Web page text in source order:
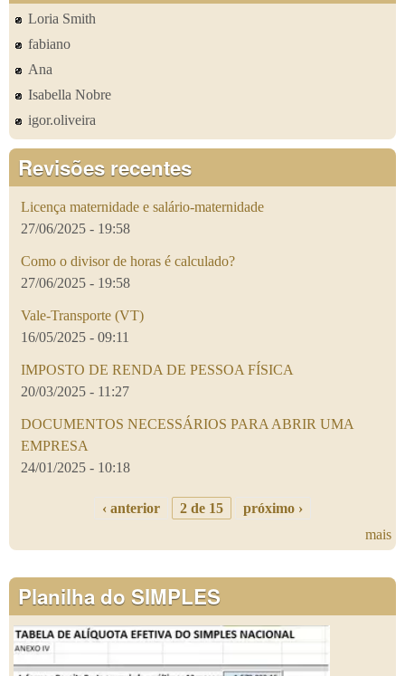
Loria Smith
fabiano
Ana
Isabella Nobre
igor.oliveira
Revisões recentes
Licença maternidade e salário-maternidade
27/06/2025 - 19:58
Como o divisor de horas é calculado?
27/06/2025 - 19:58
Vale-Transporte (VT)
16/05/2025 - 09:11
IMPOSTO DE RENDA DE PESSOA FÍSICA
20/03/2025 - 11:27
DOCUMENTOS NECESSÁRIOS PARA ABRIR UMA
EMPRESA
24/01/2025 - 10:18
‹ anterior 2 de 15
próximo ›
mais
Planilha do SIMPLES